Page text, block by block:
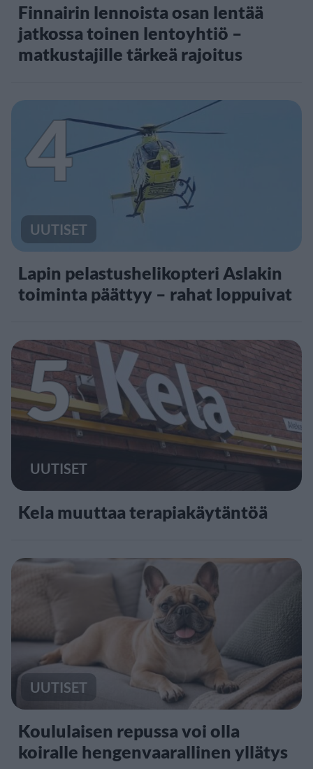
Finnairin lennoista osan lentää
jatkossa toinen lentoyhtiö –
matkustajille tärkeä rajoitus
4
UUTISET
Lapin pelastushelikopteri Aslakin
toiminta päättyy – rahat loppuivat
5
UUTISET
Kela muuttaa terapiakäytäntöä
UUTISET
Koululaisen repussa voi olla
koiralle hengenvaarallinen yllätys